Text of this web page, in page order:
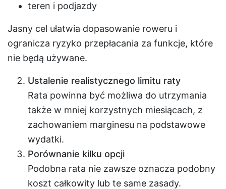
teren i podjazdy
Jasny cel ułatwia dopasowanie roweru i
ogranicza ryzyko przepłacania za funkcje, które
nie będą używane.
Ustalenie realistycznego limitu raty
Rata powinna być możliwa do utrzymania
także w mniej korzystnych miesiącach, z
zachowaniem marginesu na podstawowe
wydatki.
Porównanie kilku opcji
Podobna rata nie zawsze oznacza podobny
koszt całkowity lub te same zasady.